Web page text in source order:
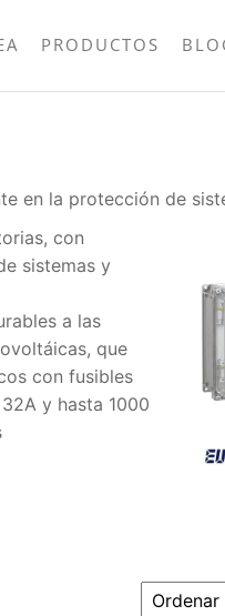
PRODUCTOS
en la protección de
con
sistemas y
a las
que
con fusibles
y hasta 1000